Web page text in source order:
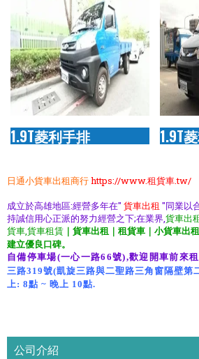
1.9T菱利手排 1.9T
日通小貨車出租商行https://www.租貨車.tw/
成立於高雄地區:經營多年在" 貨車出租 "同業以
持誠信用心正派的努力經營之下;在業界,貨車出
貨車,貨車租賃 ｜貨車出租｜租貨車｜小貨車出
建立優良口碑。
自備停車場(一心一路66號),歡迎開車前來
三路319號(凱旋三路與二聖路三角窗隔壁第
上: 8點 ~ 晚上 10點.
公司介紹